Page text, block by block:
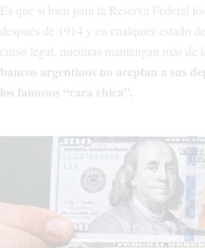
Es que si bien para la Reserva Federal
después de 1914 y en cualquier estado
curso legal, mientras mantengan más de
bancos argentinos no aceptan a sus
los famosos “cara chica”.